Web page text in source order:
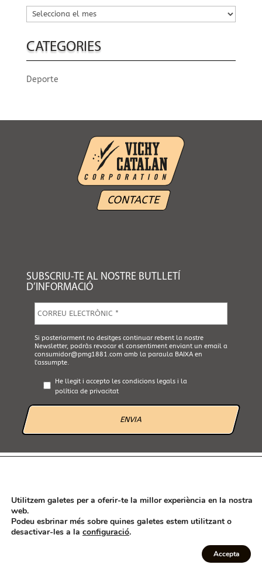
Totes
les
publicacions
CATEGORIES
Deporte
CONTACTE
SUBSCRIU-TE AL NOSTRE BUTLLETÍ
D’INFORMACIÓ
m
a
i
l
*
A
c
e
p
e
l
Si posteriorment no desitges continuar rebent la nostre
Newsletter, podràs revocar el consentiment enviant un email a
consumidor@pmg1881.comamb la paraula BAIXA en
l'assumpte.
He llegit i accepto les condicions legalsi la
política de privacitat
Seguint les recomanacions de l'Agencia Española de Consumo, seguridad
alimentaria y nutrición (AECOSAN) han estat rectificades en aquesta
pàgina web les declaracions sobre propietats saludables dels nostres
Utilitzem galetes per a oferir-te la millor experiència en la nostra
web.
Podeu esbrinar més sobre quines galetes estem utilitzant o
desactivar-les a la configuració.
Accepta